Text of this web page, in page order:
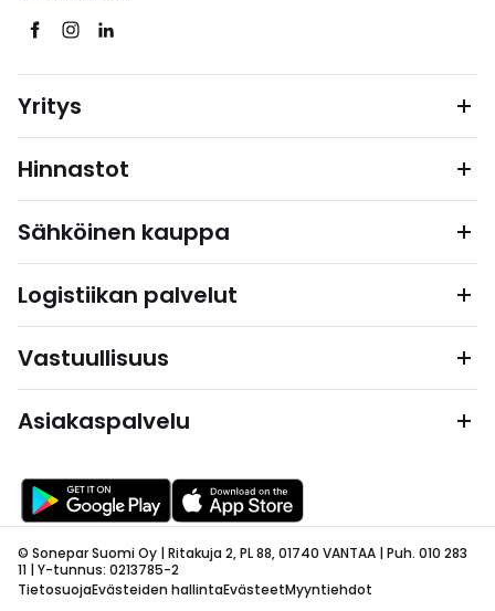
Yritys
Hinnastot
Sähköinen kauppa
Logistiikan palvelut
Vastuullisuus
Asiakaspalvelu
© Sonepar Suomi Oy | Ritakuja 2, PL 88, 01740 VANTAA | Puh. 010 283
11 | Y-tunnus: 0213785-2
TietosuojaEvästeiden hallintaEvästeetMyyntiehdot